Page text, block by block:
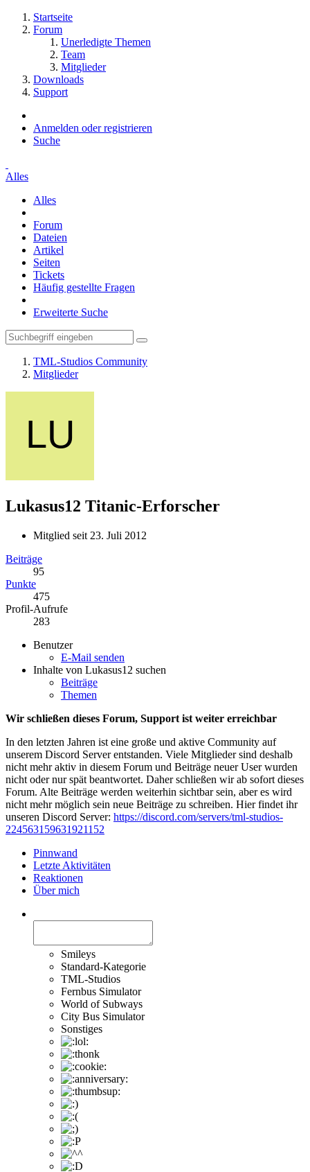
Startseite
Forum
Unerledigte Themen
Team
Mitglieder
Downloads
Support
Anmelden oder registrieren
Suche
Alles
Alles
Forum
Dateien
Artikel
Seiten
Tickets
Häufig gestellte Fragen
Erweiterte Suche
TML-Studios Community
Mitglieder
Lukasus12 Titanic-Erforscher
Mitglied seit 23. Juli 2012
Beiträge
95
Punkte
475
Profil-Aufrufe
283
Benutzer
E-Mail senden
Inhalte von Lukasus12 suchen
Beiträge
Themen
Wir schließen dieses Forum, Support ist weiter erreichbar
In den letzten Jahren ist eine große und aktive Community auf
unserem Discord Server entstanden. Viele Mitglieder sind deshalb
nicht mehr aktiv in diesem Forum und Beiträge neuer User wurden
nicht oder nur spät beantwortet. Daher schließen wir ab sofort dieses
Forum. Alte Beiträge werden weiterhin sichtbar sein, aber es wird
nicht mehr möglich sein neue Beiträge zu schreiben. Hier findet ihr
unseren Discord Server: https://discord.com/servers/tml-studios-
224563159631921152
Pinnwand
Letzte Aktivitäten
Reaktionen
Über mich
Smileys
Standard-Kategorie
TML-Studios
Fernbus Simulator
World of Subways
City Bus Simulator
Sonstiges